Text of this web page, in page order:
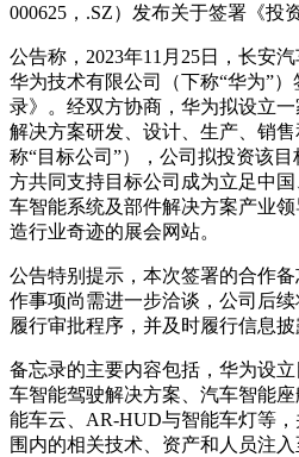
000625，.SZ）发布关于签署《投
公告称，2023年11月25日，长安
华为技术有限公司（下称“华为”
录》。经双方协商，华为拟设立
解决方案研发、设计、生产、销
称“目标公司”），公司拟投资该
方共同支持目标公司成为立足中
车智能系统及部件解决方案产业
造行业奇迹的展会网站。
公告特别提示，本次签署的合作
作事项尚需进一步洽谈，公司后
履行审批程序，并及时履行信息披
备忘录的主要内容包括，华为设
车智能驾驶解决方案、汽车智能
能车云、AR-HUD与智能车灯等
围内的相关技术、资产和人员注